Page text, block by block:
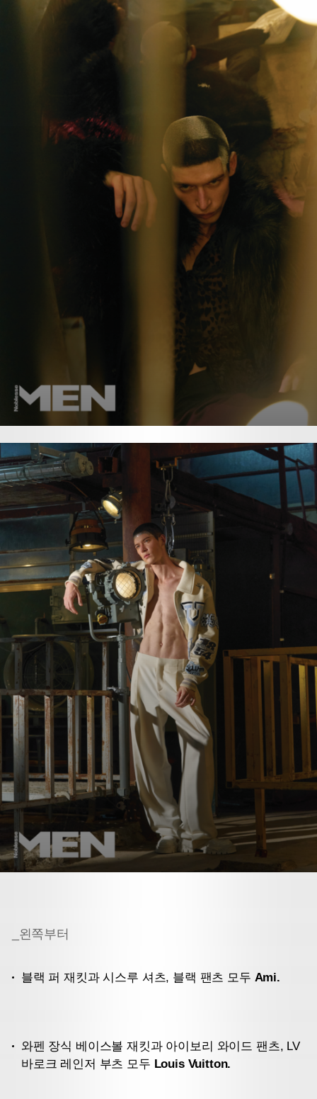
_왼쪽부터
블랙 퍼 재킷과 시스루 셔츠, 블랙 팬츠 모두 Ami.
와펜 장식 베이스볼 재킷과 아이보리 와이드 팬츠, LV
바로크 레인저 부츠 모두 Louis Vuitton.